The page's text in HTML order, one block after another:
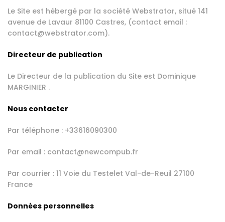
Le Site est hébergé par la société Webstrator, situé 141
avenue de Lavaur 81100 Castres, (contact email :
contact@webstrator.com).
Directeur de publication
Le Directeur de la publication du Site est Dominique
MARGINIER .
Nous contacter
Par téléphone : +33616090300
Par email : contact@newcompub.fr
Par courrier : 11 Voie du Testelet Val-de-Reuil 27100
France
Données personnelles